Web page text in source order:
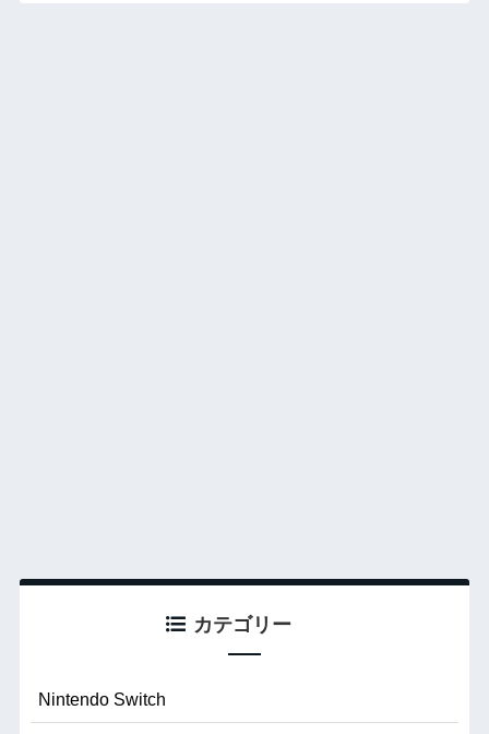
カテゴリー
Nintendo Switch